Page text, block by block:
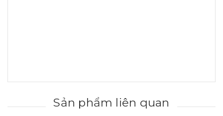
Sản phẩm liên quan